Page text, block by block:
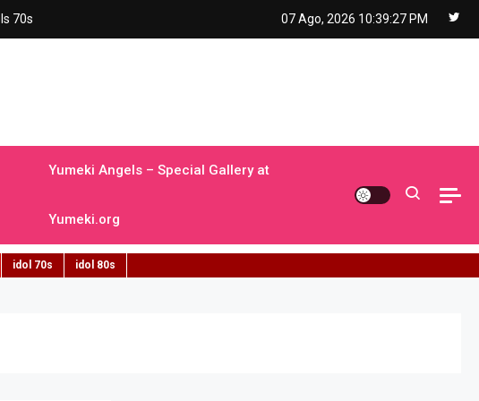
70s 07 Ago, 2026 10:39:29 PM
Yumeki Angels – Special Gallery at
Yumeki.org
idol 70s idol 80s